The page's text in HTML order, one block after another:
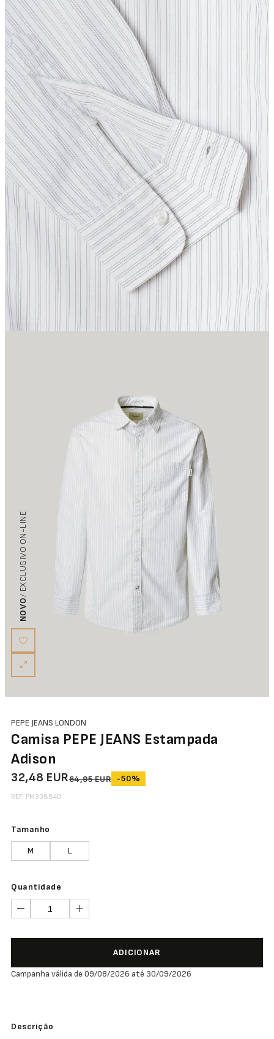
NOVO
/ EXCLUSIVO ON-LINE
PEPE JEANS LONDON
Camisa PEPE JEANS Estampada
Adison
32,48 EUR64,95 EUR -50%
REF. PM308840
Tamanho
M L
Quantidade
ADICIONAR
Campanha válida de 09/08/2026 até 30/09/2026
Descrição